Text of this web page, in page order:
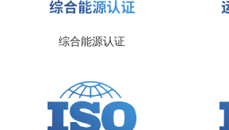
综合能源认证